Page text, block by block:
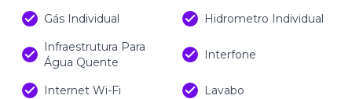
Gás Individual
Hidrometro Individual
Infraestrutura Para
Água Quente
Interfone
Internet Wi-Fi
Lavabo